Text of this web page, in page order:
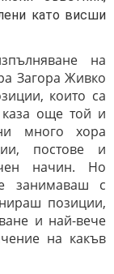
като висши
на
Загора Живко
които са
каза още той и
много хора
постове и
начин. Но
занимаваш с
позиции,
и най-вече
на какъв